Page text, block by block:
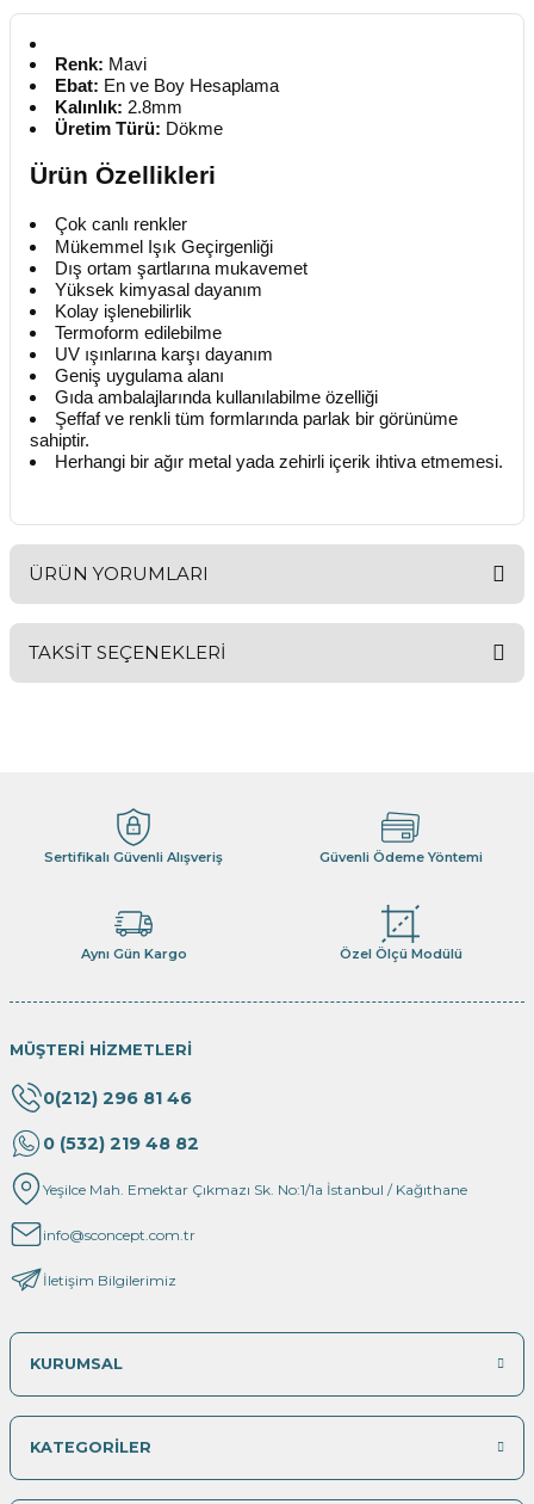
Renk: Mavi
Ebat: En ve Boy Hesaplama
Kalınlık: 2.8mm
Üretim Türü: Dökme
Ürün Özellikleri
Çok canlı renkler
Mükemmel Işık Geçirgenliği
Dış ortam şartlarına mukavemet
Yüksek kimyasal dayanım
Kolay işlenebilirlik
Termoform edilebilme
UV ışınlarına karşı dayanım
Geniş uygulama alanı
Gıda ambalajlarında kullanılabilme özelliği
Şeffaf ve renkli tüm formlarında parlak bir görünüme
sahiptir.
Herhangi bir ağır metal yada zehirli içerik ihtiva etmemesi.
ÜRÜN YORUMLARI
TAKSİT SEÇENEKLERİ
Sertifikalı Güvenli Alışveriş Güvenli Ödeme Yöntemi
Aynı Gün Kargo Özel Ölçü Modülü
MÜŞTERİ HİZMETLERİ
0(212) 296 81 46
0 (532) 219 48 82
Yeşilce Mah. Emektar Çıkmazı Sk. No:1/1a İstanbul / Kağıthane
info@sconcept.com.tr
İletişim Bilgilerimiz
KURUMSAL
KATEGORİLER